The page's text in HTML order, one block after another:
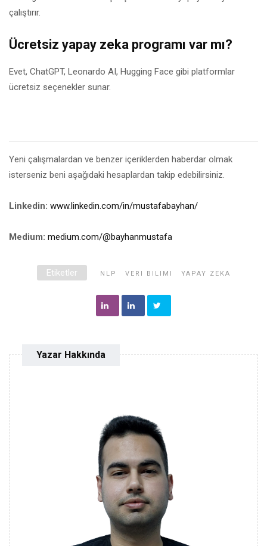
çalıştırır.
Ücretsiz yapay zeka programı var mı?
Evet, ChatGPT, Leonardo AI, Hugging Face gibi platformlar
ücretsiz seçenekler sunar.
Yeni çalışmalardan ve benzer içeriklerden haberdar olmak
isterseniz beni aşağıdaki hesaplardan takip edebilirsiniz.
Linkedin: www.linkedin.com/in/mustafabayhan/
Medium: medium.com/@bayhanmustafa
Etiketler NLP VERI BILIMI YAPAY ZEKA
Yazar Hakkında